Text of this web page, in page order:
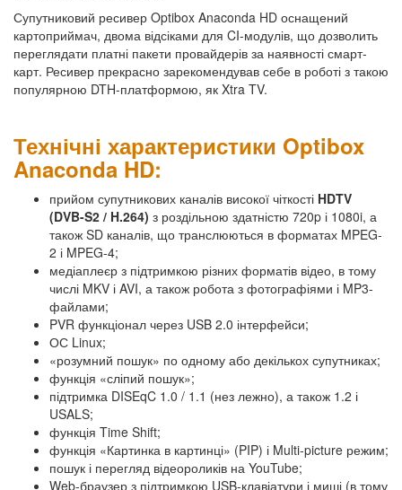
Супутниковий ресивер Optibox Anaconda HD оснащений
картоприймач, двома відсіками для CI-модулів, що дозволить
переглядати платні пакети провайдерів за наявності смарт-
карт. Ресивер прекрасно зарекомендував себе в роботі з такою
популярною DTH-платформою, як Xtra TV.
Технічні характеристики Optibox
Anaconda HD:
прийом супутникових каналів високої чіткості HDTV
(DVB-S2 / H.264) з роздільною здатністю 720p і 1080i, а
також SD каналів, що транслюються в форматах MPEG-
2 і MPEG-4;
медіаплеєр з підтримкою різних форматів відео, в тому
числі MKV і AVI, а також робота з фотографіями і MP3-
файлами;
PVR функціонал через USB 2.0 інтерфейси;
ОС Linux;
«розумний пошук» по одному або декількох супутниках;
функція «сліпий пошук»;
підтримка DISEqC 1.0 / 1.1 (нез лежно), а також 1.2 і
USALS;
функція Time Shift;
функція «Картинка в картинці» (PIP) і Multi-picture режим;
пошук і перегляд відеороликів на YouTube;
Web-браузер з підтримкою USB-клавіатури і миші (в тому